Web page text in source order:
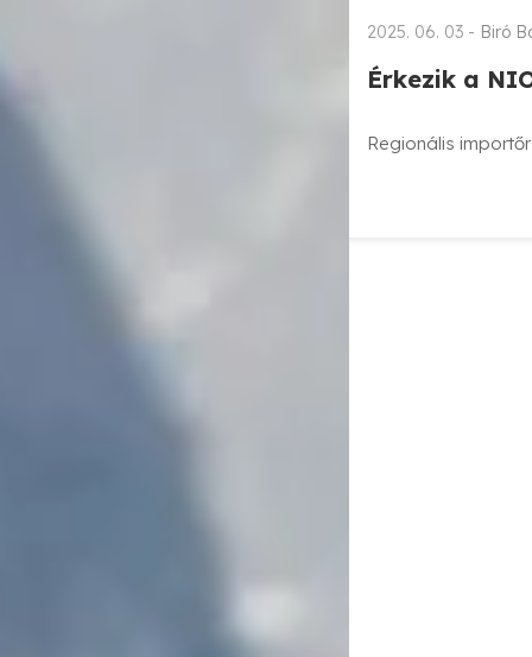
2025. 06. 03 - Biró
Érkezik a
Regionális